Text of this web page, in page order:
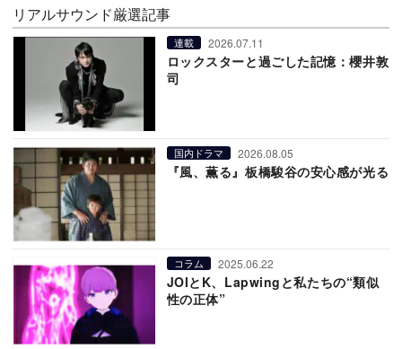
リアルサウンド厳選記事
連載 2026.07.11
ロックスターと過ごした記憶：櫻井敦
司
国内ドラマ 2026.08.05
『風、薫る』板橋駿谷の安心感が光る
コラム 2025.06.22
JOIとK、Lapwingと私たちの“類似
性の正体”